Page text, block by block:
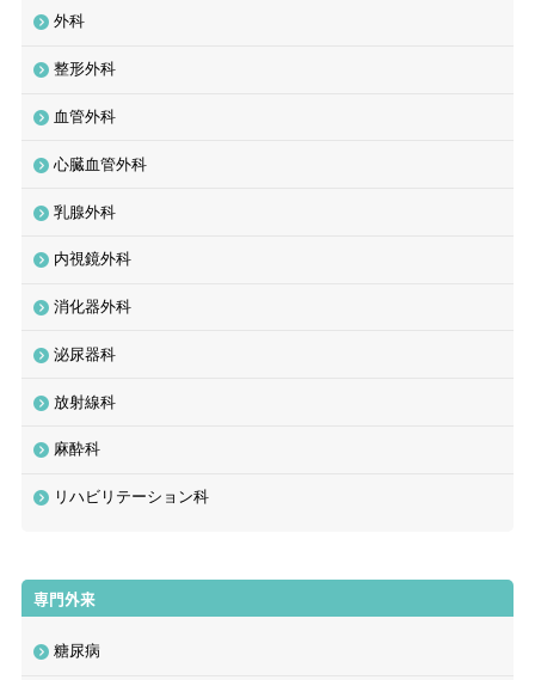
外科
整形外科
血管外科
心臓血管外科
乳腺外科
内視鏡外科
消化器外科
泌尿器科
放射線科
麻酔科
リハビリテーション科
専門外来
糖尿病